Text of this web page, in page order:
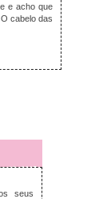
e acho que
cabelo das
18, 2017
seus